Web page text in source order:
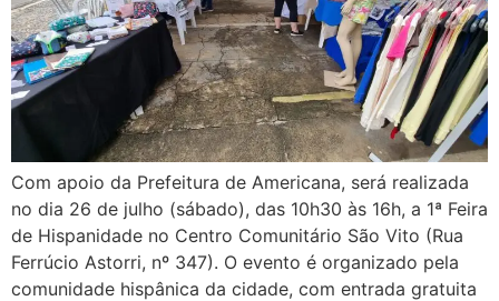
Com apoio da Prefeitura de Americana, será realizada
no dia 26 de julho (sábado), das 10h30 às 16h, a 1ª Feira
de Hispanidade no Centro Comunitário São Vito (Rua
Ferrúcio Astorri, nº 347). O evento é organizado pela
comunidade hispânica da cidade, com entrada gratuita